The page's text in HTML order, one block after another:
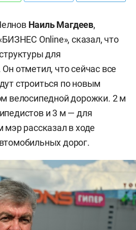
Наиль Магдеев,
Online», сказал, что
для
отметил, что сейчас все
строиться по новым
велосипедной дорожки. 2 м
и 3 м — для
рассказал в ходе
дорог.